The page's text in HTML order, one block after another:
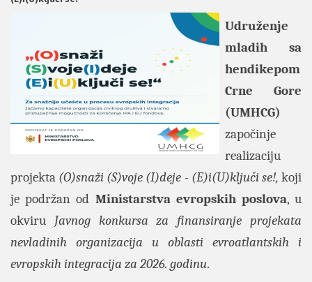
Udruženje
mladih sa
hendikepom
Crne Gore
(UMHCG)
započinje
realizaciju
projekta (O)snaži (S)voje (I)deje - (E)i(U)ključi se!, koji
je podržan od Ministarstva evropskih poslova, u
okviru Javnog konkursa za finansiranje projekata
nevladinih organizacija u oblasti evroatlantskih i
evropskih integracija za 2026. godinu.